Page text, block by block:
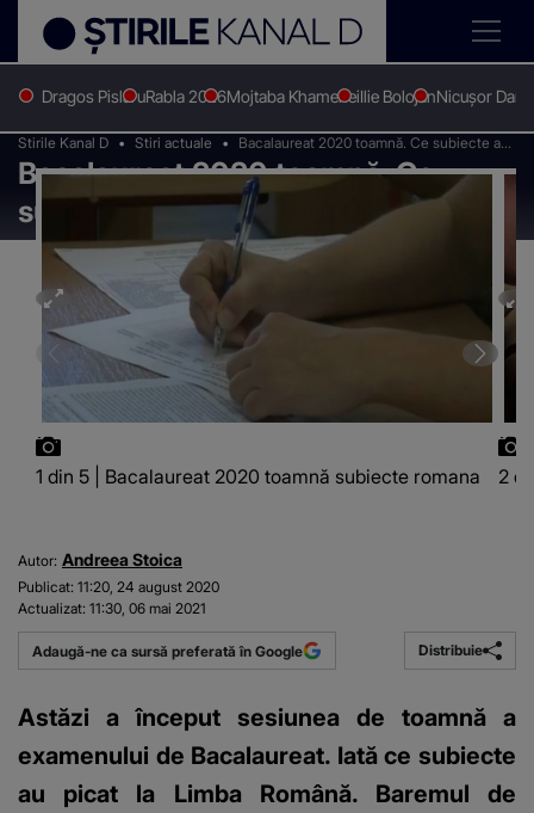
Dragos PislaruRabla 2026Mojtaba KhameneiIlie BolojanNicușor Dan
Stirile Kanal D Stiri actuale
Bacalaureat 2020 toamnă. Ce subiecte au
picat la Limba română
Bacalaureat 2020 toamnă. Ce
subiecte au picat la Limba română
1 din 5 | Bacalaureat 2020 toamnă subiecte romana 2
Autor: Andreea Stoica
Publicat: 11:20, 24 august 2020
Actualizat: 11:30, 06 mai 2021
Adaugă-ne ca sursă preferată în Google Distribuie
Astăzi a început sesiunea de toamnă a
examenului de Bacalaureat. Iată ce subiecte
au picat la Limba Română. Baremul de